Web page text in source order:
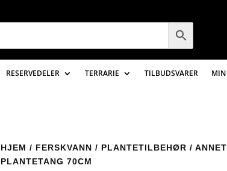
RESERVEDELER TERRARIE TILBUDSVARER MIN
HJEM / FERSKVANN / PLANTETILBEHØR / ANNET
PLANTETANG 70CM